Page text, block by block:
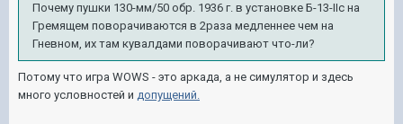
Почему пушки 130-мм/50 обр. 1936 г. в установке Б-13-IIс на
Гремящем поворачиваются в 2раза медленнее чем на
Гневном, их там кувалдами поворачивают что-ли?
Потому что игра WOWS - это аркада, а не симулятор и здесь
много условностей и допущений.